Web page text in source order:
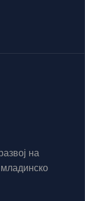
на